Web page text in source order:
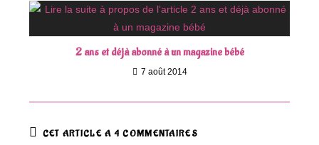
2 ans et déjà abonné à un magazine bébé
7 août 2014
CET ARTICLE A 4 COMMENTAIRES